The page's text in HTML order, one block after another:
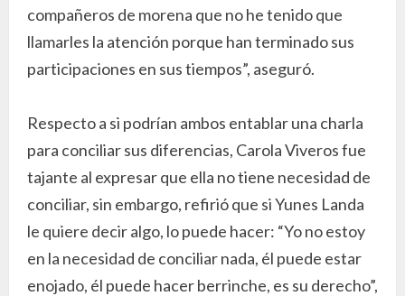
compañeros de morena que no he tenido que
llamarles la atención porque han terminado sus
participaciones en sus tiempos”, aseguró.
Respecto a si podrían ambos entablar una charla
para conciliar sus diferencias, Carola Viveros fue
tajante al expresar que ella no tiene necesidad de
conciliar, sin embargo, refirió que si Yunes Landa
le quiere decir algo, lo puede hacer: “Yo no estoy
en la necesidad de conciliar nada, él puede estar
enojado, él puede hacer berrinche, es su derecho”,